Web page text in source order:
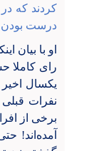
کردند که
درست بودن
او با بیان
رای کاملا
یکسال
نفرات
برخی از
آمده‌اند!